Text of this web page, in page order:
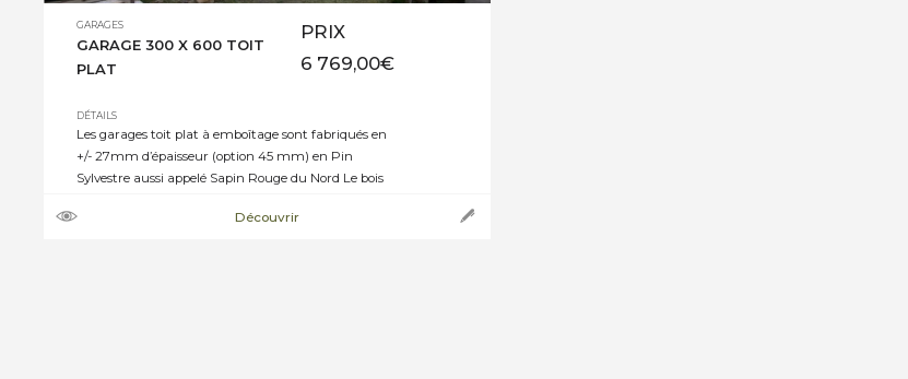
GARAGES
GARAGE 300 X 600 TOIT
PLAT
PRIX
6 769,00€
DÉTAILS
Les garages toit plat à emboîtage sont fabriqués en
+/- 27mm d’épaisseur (option 45 mm) en Pin
Sylvestre aussi appelé Sapin Rouge du Nord Le bois
classe 4 vert Porte métallique basculante de 2,40
Découvrir